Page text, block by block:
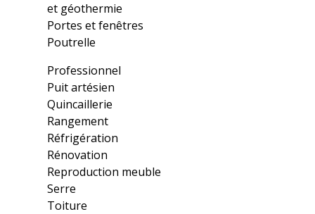
et géothermie
Portes et fenêtres
Poutrelle
Professionnel
Puit artésien
Quincaillerie
Rangement
Réfrigération
Rénovation
Reproduction meuble
Serre
Toiture